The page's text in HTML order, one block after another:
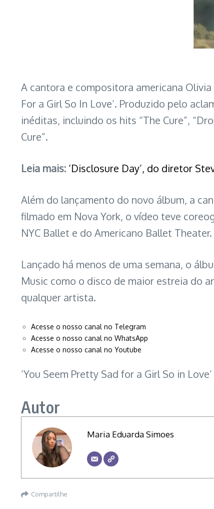
A cantora e compositora americana
For a Girl So In Love’. Produzido pelo
inéditas, incluindo os hits “The Cure”,
Cure”.
Leia mais: ‘Disclosure Day’, do diretor
Além do lançamento do novo álbum, a
filmado em Nova York, o vídeo teve
NYC Ballet e do Americano Ballet Theater.
Lançado há menos de uma semana, o
Music como o disco de maior estreia do
qualquer artista.
Acesse o nosso canal no Telegram
Acesse o nosso canal no WhatsApp
Acesse o nosso canal no Youtube
’You Seem Pretty Sad for a Girl So in
Autor
Maria Eduarda Simoes
Compartilhe